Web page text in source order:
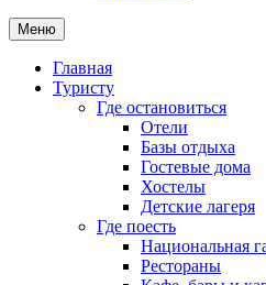
Меню
Главная
Туристу
Где остановиться
Отели
Базы отдыха
Гостевые дома
Хостелы
Детские лагеря
Где поесть
Национальная
Рестораны